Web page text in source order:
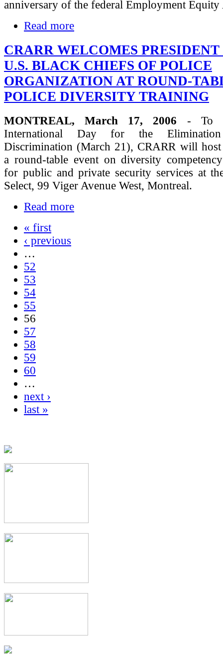
anniversary of the federal Employment
Read more
CRARR WELCOMES
U.S. BLACK CHIEFS OF POLICE
ORGANIZATION AT ROUND-
POLICE DIVERSITY TRAINING
MONTREAL, March 17, 2006 - To
International Day for the
Discrimination (March 21), CRARR will host
a round-table event on diversity
for public and private security services at
Select, 99 Viger Avenue West, Montreal.
Read more
« first
‹ previous
…
52
53
54
55
56
57
58
59
60
…
next ›
last »